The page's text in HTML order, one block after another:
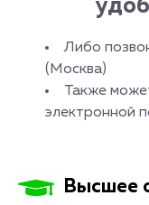
Либо
(Москва)
Также
электронной
Высшее